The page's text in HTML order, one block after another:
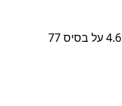
נוסעים העניקו דירוג ממוצע של 4.62/5 על בסיס 77